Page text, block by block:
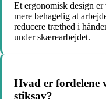
Et ergonomisk design
mere behagelig at
reducere træthed i
under skærearbejdet.
Hvad er fordelene
stiksav?